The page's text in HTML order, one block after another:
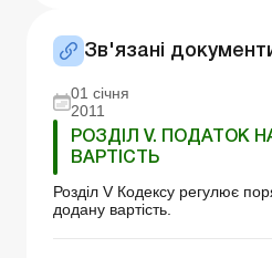
Зв'язані
01 січня
2011
РОЗДІЛ V. ПОДАТОК
ВАРТІСТЬ
Розділ V Кодексу регулює
додану вартість.